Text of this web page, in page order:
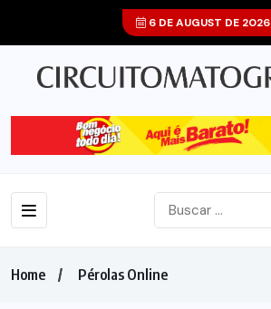
6 DE AUGUST DE 2026
Home Pérolas Online